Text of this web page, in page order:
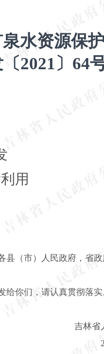
水资源保
2021〕64号
用
（市）人民政府，省政
给你们，请认真贯彻落实
吉林省